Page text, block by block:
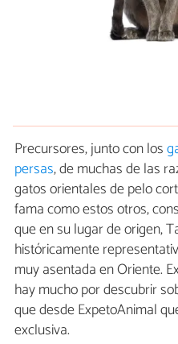
Precursores, junto con los
persas, de muchas de las
gatos orientales de pelo
fama como estos otros,
que en su lugar de origen,
históricamente
muy asentada en Oriente.
hay mucho por descubrir
que desde ExpetoAnimal
exclusiva.